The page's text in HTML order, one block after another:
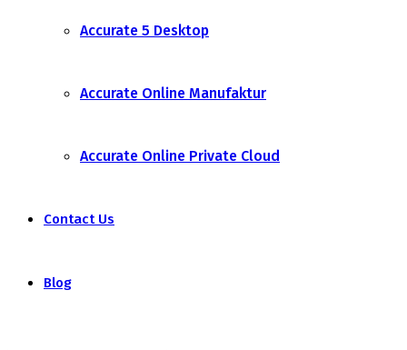
Accurate 5 Desktop
Accurate Online Manufaktur
Accurate Online Private Cloud
Contact Us
Blog